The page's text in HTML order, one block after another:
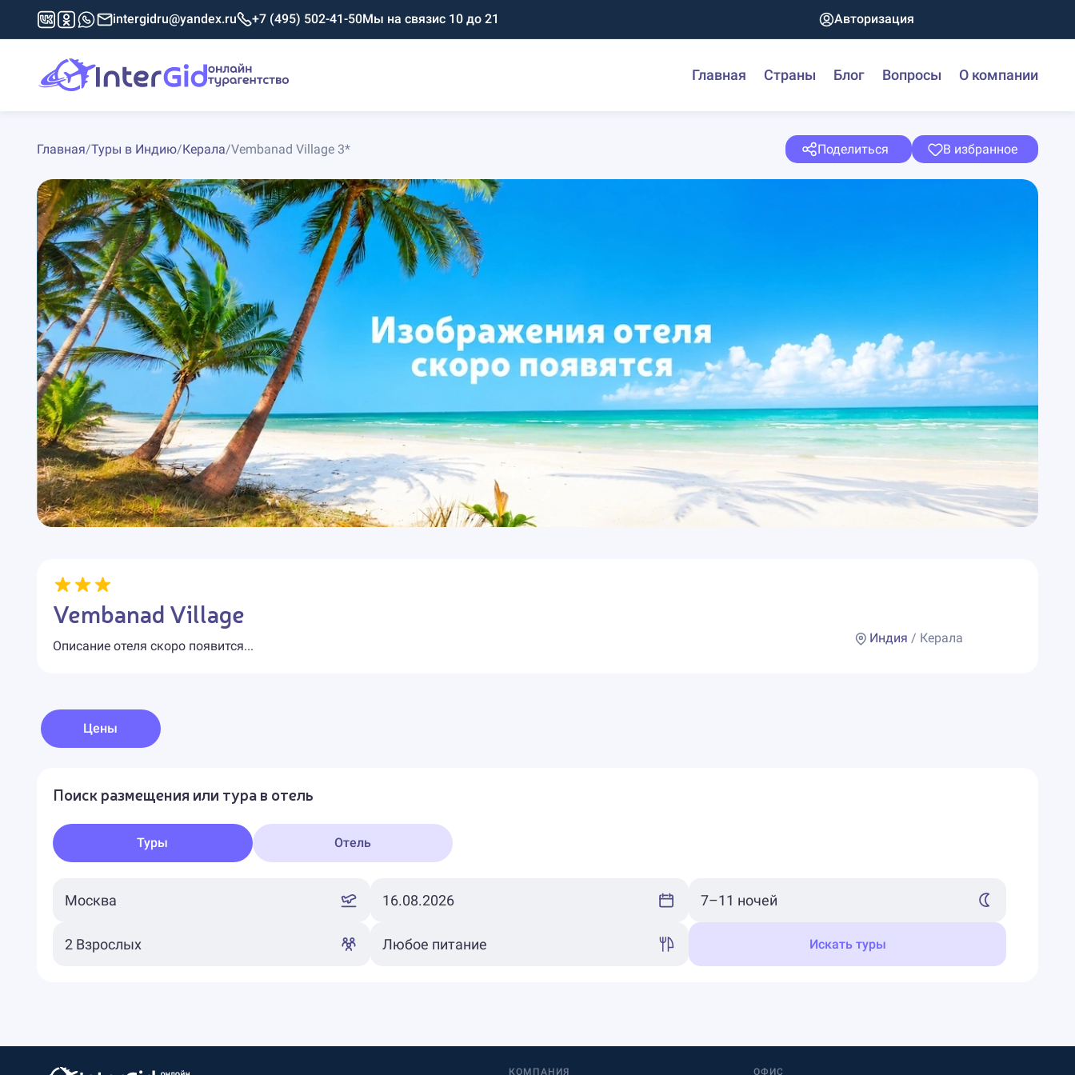
intergidru@yandex.ru +7 (495) 502-41-50Мы на связис 10 до 21 Авторизация
Главная Страны Блог Вопросы О компании
Главная/Туры в Индию/Керала/Vembanad Village 3* Поделиться В избранное
Vembanad Village
Описание отеля скоро появится...
Индия / Керала
Цены
Поиск размещения или тура в отель
Туры Отель
Искать туры
КОМПАНИЯ ОФИС